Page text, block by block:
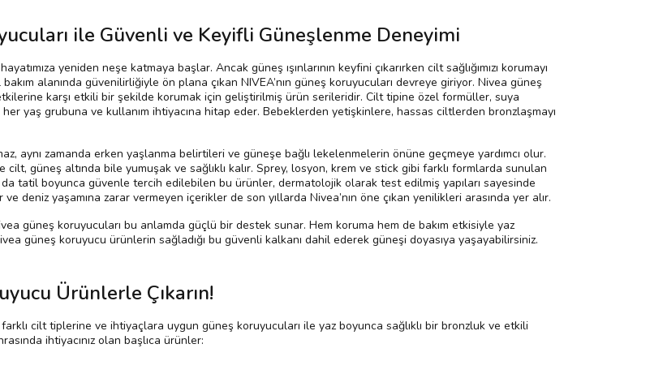
ile Güvenli ve Keyifli Güneşlenme Deneyimi
yeniden neşe katmaya başlar. Ancak güneş ışınlarının keyfini çıkarırken cilt sağlığımızı korumayı
alanında güvenilirliğiyle ön plana çıkan NIVEA’nın güneş koruyucuları devreye giriyor. Nivea güneş
etkilerine karşı etkili bir şekilde korumak için geliştirilmiş ürün serileridir. Cilt tipine özel formüller, suya
her yaş grubuna ve kullanım ihtiyacına hitap eder. Bebeklerden yetişkinlere, hassas ciltlerden bronzlaşmayı
aynı zamanda erken yaşlanma belirtileri ve güneşe bağlı lekelenmelerin önüne geçmeye yardımcı olur.
güneş altında bile yumuşak ve sağlıklı kalır. Sprey, losyon, krem ve stick gibi farklı formlarda sunulan
tatil boyunca güvenle tercih edilebilen bu ürünler, dermatolojik olarak test edilmiş yapıları sayesinde
deniz yaşamına zarar vermeyen içerikler de son yıllarda Nivea’nın öne çıkan yenilikleri arasında yer alır.
güneş koruyucuları bu anlamda güçlü bir destek sunar. Hem koruma hem de bakım etkisiyle yaz
güneş koruyucu ürünlerin sağladığı bu güvenli kalkanı dahil ederek güneşi doyasıya yaşayabilirsiniz.
Ürünlerle Çıkarın!
farklı cilt tiplerine ve ihtiyaçlara uygun güneş koruyucuları ile yaz boyunca sağlıklı bir bronzluk ve etkili
ihtiyacınız olan başlıca ürünler: